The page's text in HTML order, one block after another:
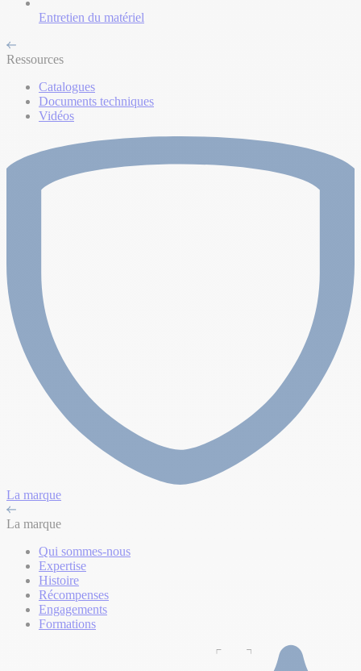
Entretien du matériel
Ressources
Catalogues
Documents techniques
Vidéos
La marque
La marque
Qui sommes-nous
Expertise
Histoire
Récompenses
Engagements
Formations